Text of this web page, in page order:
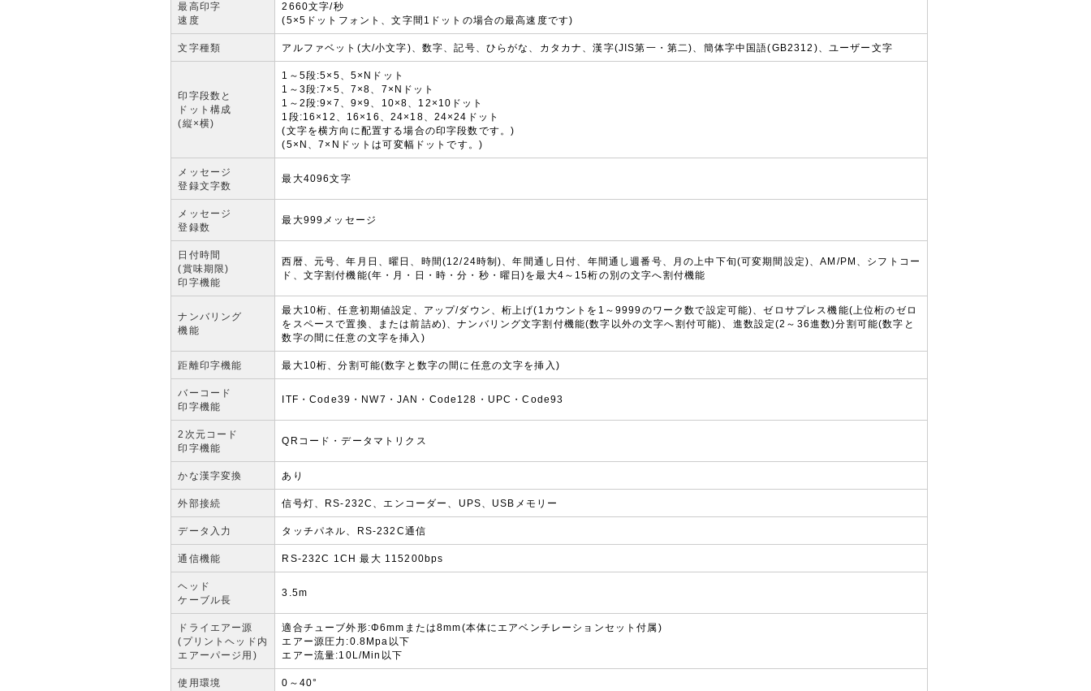
最高印字
速度
2660文字/秒
(5×5ドットフォント、文字間1ドットの場合の最高速度です)
文字種類 アルファベット(大/小文字)、数字、記号、ひらがな、カタカナ、漢字(JIS第一・第二)、簡体字中国語(GB2312)、ユーザー文字
印字段数と
ドット構成
(縦×横)
1～5段:5×5、5×Nドット
1～3段:7×5、7×8、7×Nドット
1～2段:9×7、9×9、10×8、12×10ドット
1段:16×12、16×16、24×18、24×24ドット
(文字を横方向に配置する場合の印字段数です。)
(5×N、7×Nドットは可変幅ドットです。)
メッセージ
登録文字数
最大4096文字
メッセージ
登録数
最大999メッセージ
日付時間
(賞味期限)
印字機能
西暦、元号、年月日、曜日、時間(12/24時制)、年間通し日付、年間通し週番号、月の上中下旬(可変期間設定)、AM/PM、シフトコー
ド、文字割付機能(年・月・日・時・分・秒・曜日)を最大4～15桁の別の文字へ割付機能
ナンバリング
機能
最大10桁、任意初期値設定、アップ/ダウン、桁上げ(1カウントを1～9999のワーク数で設定可能)、ゼロサプレス機能(上位桁のゼロ
をスペースで置換、または前詰め)、ナンバリング文字割付機能(数字以外の文字へ割付可能)、進数設定(2～36進数)分割可能(数字と
数字の間に任意の文字を挿入)
距離印字機能 最大10桁、分割可能(数字と数字の間に任意の文字を挿入)
バーコード
印字機能
ITF・Code39・NW7・JAN・Code128・UPC・Code93
2次元コード
印字機能
QRコード・データマトリクス
かな漢字変換 あり
外部接続 信号灯、RS-232C、エンコーダー、UPS、USBメモリー
データ入力 タッチパネル、RS-232C通信
通信機能 RS-232C 1CH 最大 115200bps
ヘッド
ケーブル長
3.5m
ドライエアー源
(プリントヘッド内
エアーパージ用)
適合チューブ外形:Φ6mmまたは8mm(本体にエアベンチレーションセット付属)
エアー源圧力:0.8Mpa以下
エアー流量:10L/Min以下
使用環境 0～40°